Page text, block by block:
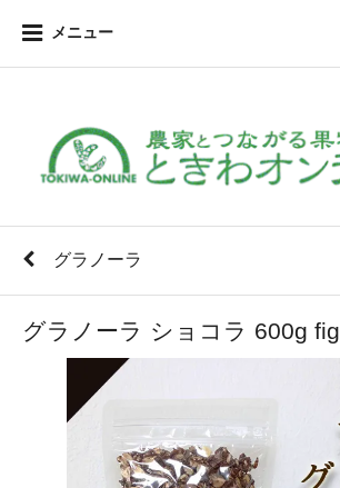
メニュー
グラノーラ
グラノーラ ショコラ 600g fig